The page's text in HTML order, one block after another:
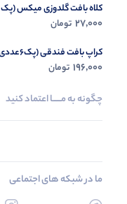
کلاه بافت گلدوزی میکس (پک 12 عددی)
27,000 تومان
کراپ بافت فندقی (پک6عددی)
196,000 تومان
چگونه به مــــــا اعتماد کنید
ما در شبکه های اجتماعی